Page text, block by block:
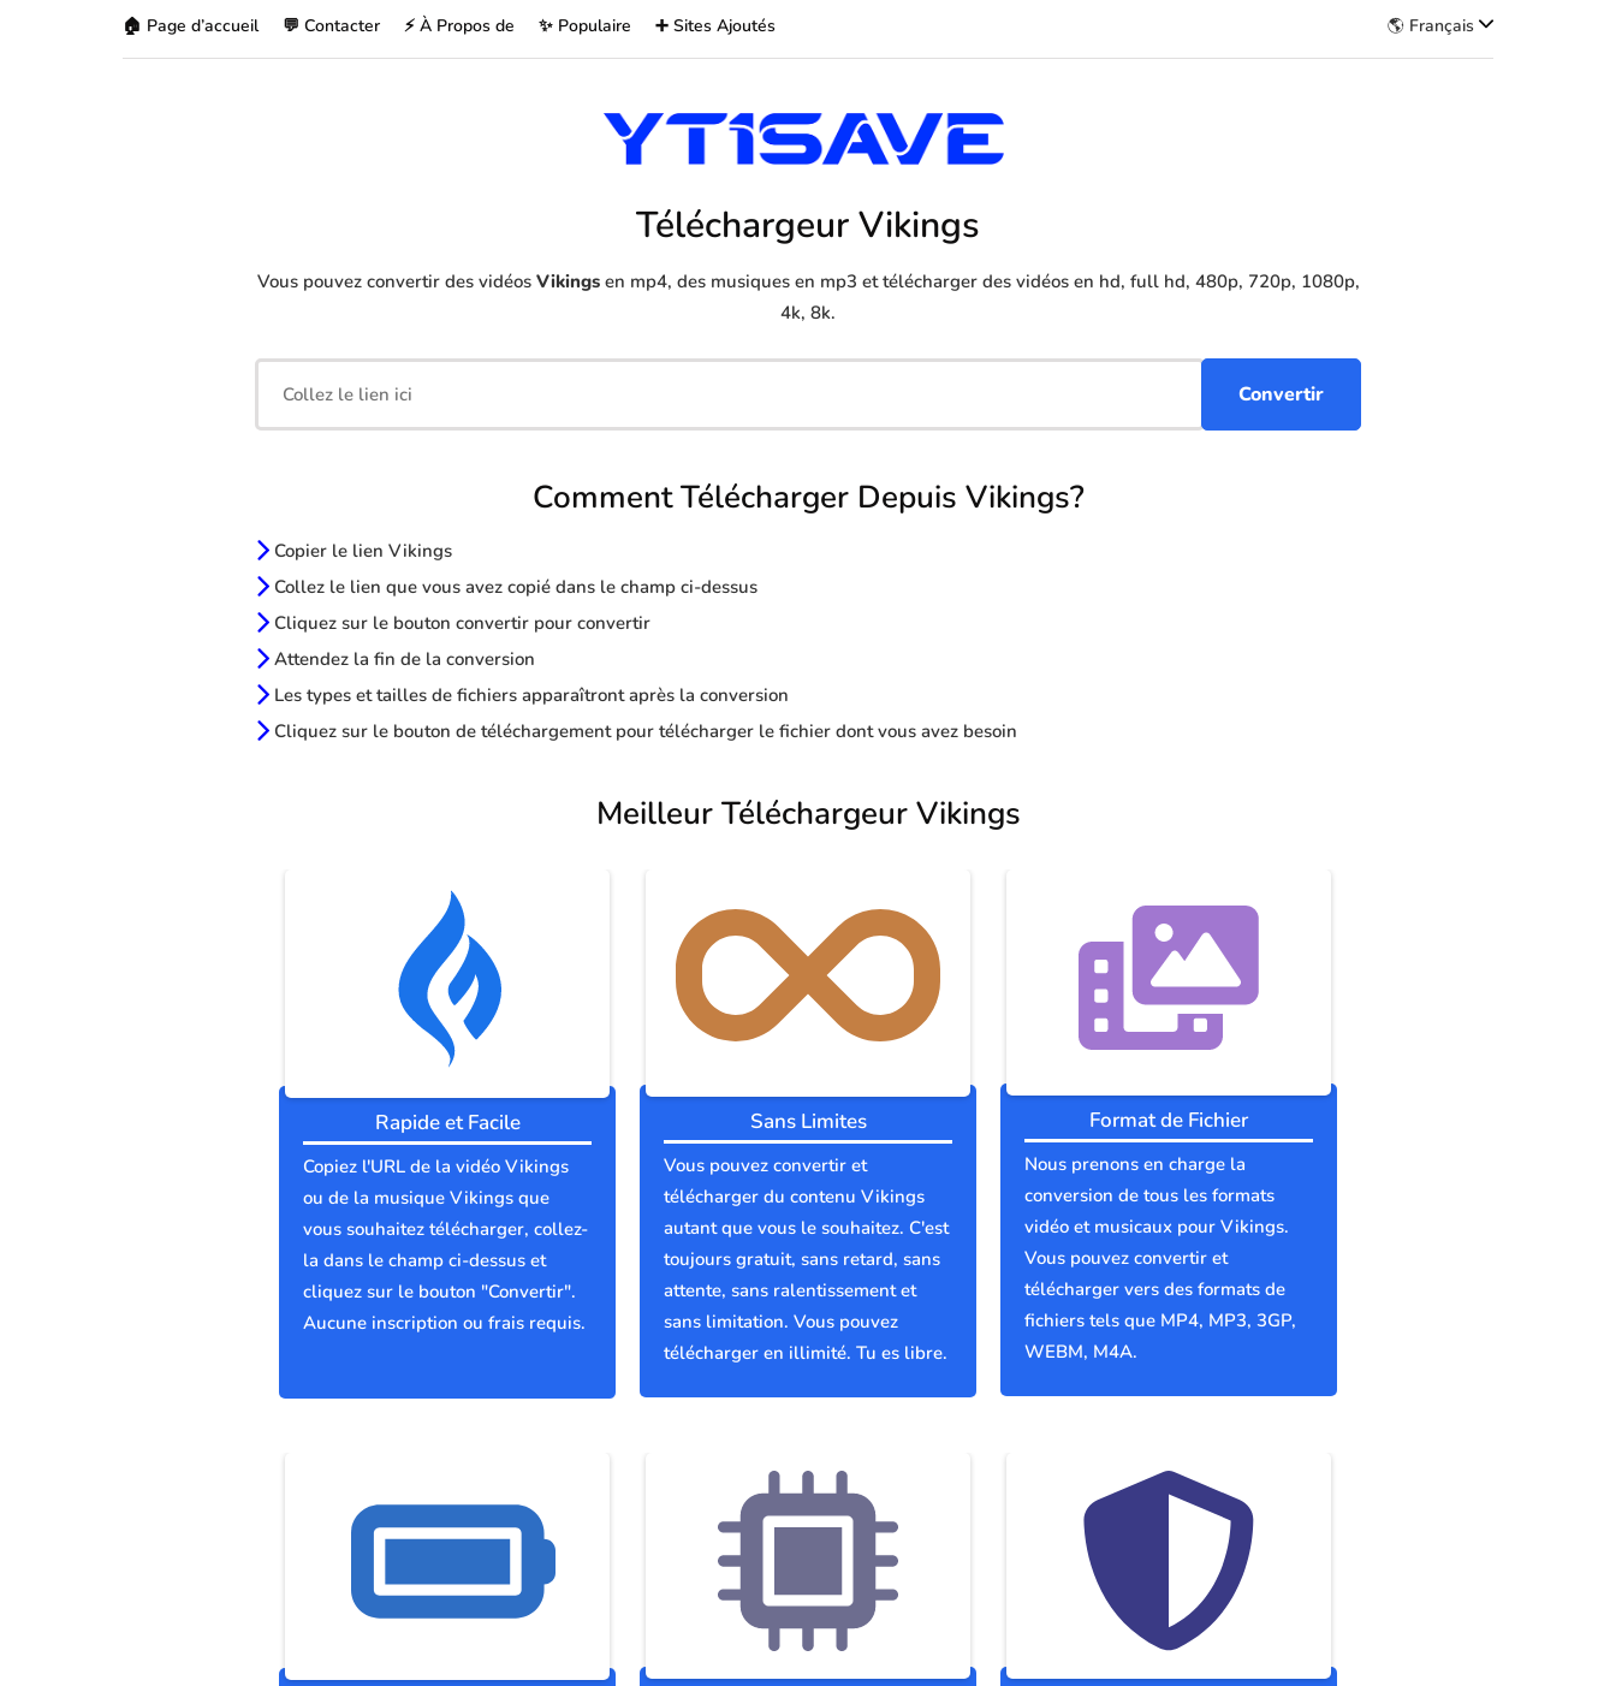
🏠 Page d’accueil 💬 Contacter ⚡ À Propos de ✨ Populaire ➕ Sites Ajoutés 🌎 Français
Téléchargeur Vikings
Vous pouvez convertir des vidéos Vikingsen mp4, des musiques en mp3 et télécharger des vidéos en hd, full hd, 480p, 720p, 1080p,
4k, 8k.
Comment Télécharger Depuis Vikings?
Copier le lien Vikings
Collez le lien que vous avez copié dans le champ ci-dessus
Cliquez sur le bouton convertir pour convertir
Attendez la fin de la conversion
Les types et tailles de fichiers apparaîtront après la conversion
Cliquez sur le bouton de téléchargement pour télécharger le fichier dont vous avez besoin
Meilleur Téléchargeur Vikings
Rapide et Facile
Copiez l'URL de la vidéo Vikings
ou de la musique Vikings que
vous souhaitez télécharger, collez-
la dans le champ ci-dessus et
cliquez sur le bouton "Convertir".
Aucune inscription ou frais requis.
Sans Limites
Vous pouvez convertir et
télécharger du contenu Vikings
autant que vous le souhaitez. C'est
toujours gratuit, sans retard, sans
attente, sans ralentissement et
sans limitation. Vous pouvez
télécharger en illimité. Tu es libre.
Format de Fichier
Nous prenons en charge la
conversion de tous les formats
vidéo et musicaux pour Vikings.
Vous pouvez convertir et
télécharger vers des formats de
fichiers tels que MP4, MP3, 3GP,
WEBM, M4A.